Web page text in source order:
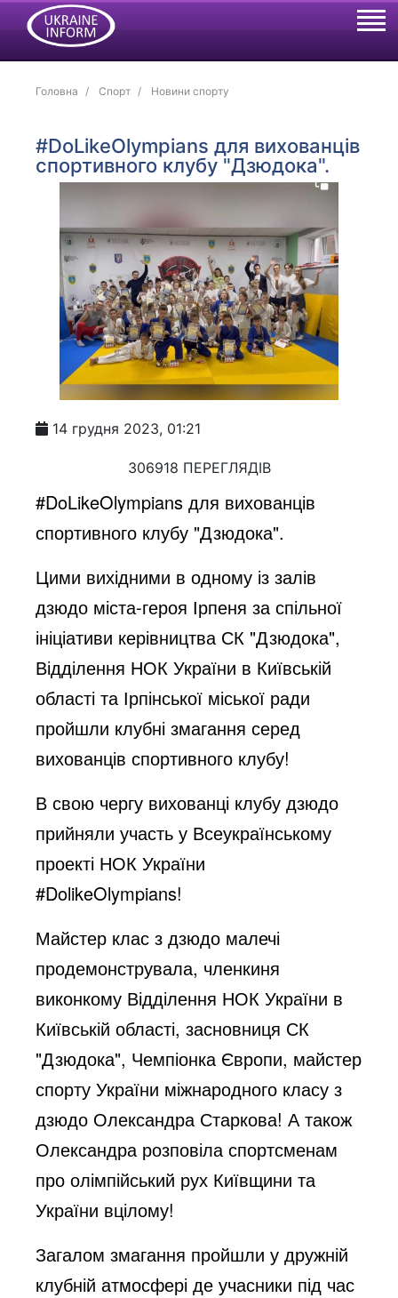
Головна Спорт Новини спорту
#DoLikeOlympians для вихованців
спортивного клубу "Дзюдока".
14 грудня 2023, 01:21
306918 ПЕРЕГЛЯДІВ
#DoLikeOlympians для вихованців
спортивного клубу "Дзюдока".
Цими вихідними в одному із залів
дзюдо міста-героя Ірпеня за спільної
ініціативи керівництва СК "Дзюдока",
Відділення НОК України в Київській
області та Ірпінської міської ради
пройшли клубні змагання серед
вихованців спортивного клубу!
В свою чергу вихованці клубу дзюдо
прийняли участь у Всеукраїнському
проекті НОК України
#DolikeOlympians!
Майстер клас з дзюдо малечі
продемонструвала, членкиня
виконкому Відділення НОК України в
Київській області, засновниця СК
"Дзюдока", Чемпіонка Європи, майстер
спорту України міжнародного класу з
дзюдо Олександра Старкова! А також
Олександра розповіла спортсменам
про олімпійський рух Київщини та
України вцілому!
Загалом змагання пройшли у дружній
клубній атмосфері де учасники під час